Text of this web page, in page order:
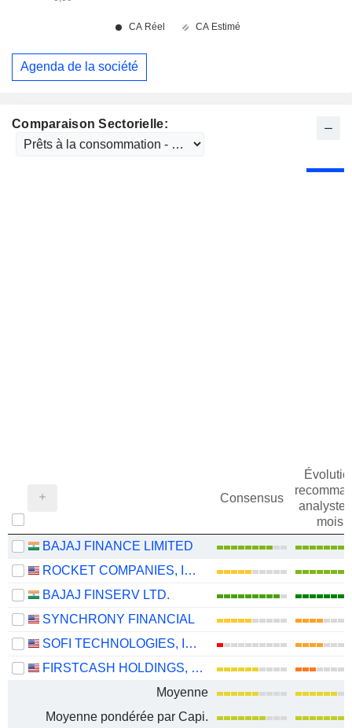
Comparaison Sectorielle:
Consensus
mois
BAJAJ FINANCE LIMITED
ROCKET COMPANIES, INC.
BAJAJ FINSERV LTD.
SYNCHRONY FINANCIAL
SOFI TECHNOLOGIES, INC.
FIRSTCASH HOLDINGS, INC.
Moyenne
Moyenne pondérée par Capi.
Agenda de la société